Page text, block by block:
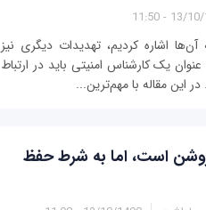
13/10/
اشاره کردیم، تهدیدات دیگری نیز
یک کارشناس امنیتی باید در ارتباط
این مقاله با مهم‌ترین...
است، اما به شرط حفظ